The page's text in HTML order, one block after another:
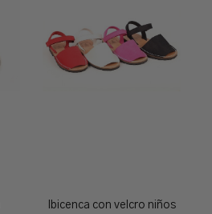
Ibicenca con velcro niños